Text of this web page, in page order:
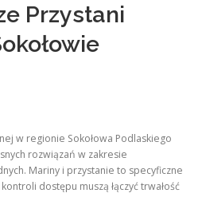
Przystani
w regionie Sokołowa Podlaskiego
rozwiązań w zakresie
Mariny i przystanie to specyficzne
dostępu muszą łączyć trwałość